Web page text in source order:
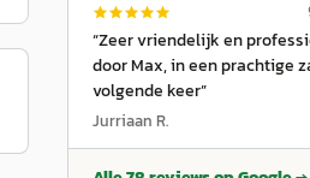
“Zeer vriendelijk en
door Max, in een prachtige
volgende keer”
Jurriaan R.